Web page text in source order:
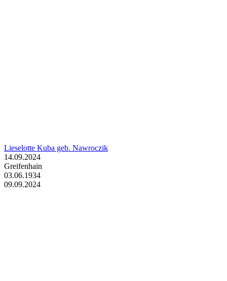
Lieselotte Kuba geb. Nawroczik
14.09.2024
Greifenhain
03.06.1934
09.09.2024